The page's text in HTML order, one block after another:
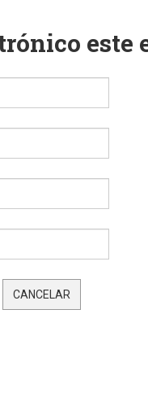
este
CANCELAR